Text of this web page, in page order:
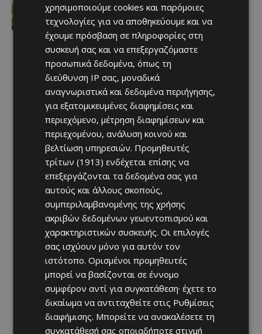
να πιστέψουν στην έκπληξη…
Afentiko
χρησιμοποιούμε cookies και παρόμοιες
τεχνολογίες για να αποθηκεύουμε και να
έχουμε πρόσβαση σε πληροφορίες στη
συσκευή σας και να επεξεργαζόμαστε
προσωπικά δεδομένα, όπως τη
διεύθυνση IP σας, μοναδικά
αναγνωριστικά και δεδομένα περιήγησης,
για εξατομικευμένες διαφημίσεις και
περιεχόμενο, μέτρηση διαφημίσεων και
περιεχομένου, ανάλυση κοινού και
βελτίωση υπηρεσιών. Προμηθευτές
τρίτων (1913) ενδέχεται επίσης να
επεξεργάζονται τα δεδομένα σας για
αυτούς και άλλους σκοπούς,
συμπεριλαμβανομένης της χρήσης
ακριβών δεδομένων γεωεντοπισμού και
χαρακτηριστικών συσκευής. Οι επιλογές
σας ισχύουν μόνο για αυτόν τον
ιστότοπο. Ορισμένοι προμηθευτές
μπορεί να βασίζονται σε έννομο
συμφέρον αντί για συγκατάθεση· έχετε το
δικαίωμα να αντιταχθείτε στις Ρυθμίσεις
διαφήμισης. Μπορείτε να ανακαλέσετε τη
συγκατάθεσή σας οποιαδήποτε στιγμή